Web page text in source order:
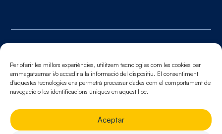
Per oferir les millors experiències, utilitzem tecnologies com les cookies per
emmagatzemar i/o accedir a la informació del dispositiu. El consentiment
d'aquestes tecnologies ens permetrà processar dades com el comportament de
navegació o les identificacions úniques en aquest lloc.
Aceptar
Aviso legal. Política de cookies. Política de
privacidad